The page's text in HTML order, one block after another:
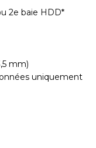
2e baie HDD*
mm)
uniquement